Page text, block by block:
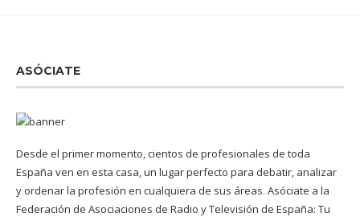
ASÓCIATE
Desde el primer momento, cientos de profesionales de toda
España ven en esta casa, un lugar perfecto para debatir, analizar
y ordenar la profesión en cualquiera de sus áreas. Asóciate a la
Federación de Asociaciones de Radio y Televisión de España: Tu